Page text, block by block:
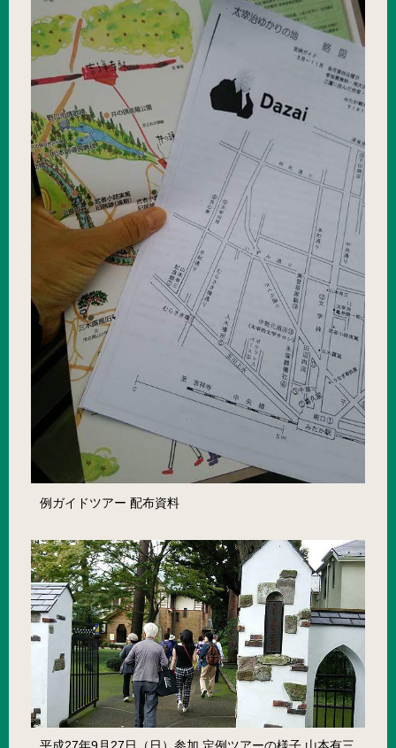
例ガイドツアー 配布資料